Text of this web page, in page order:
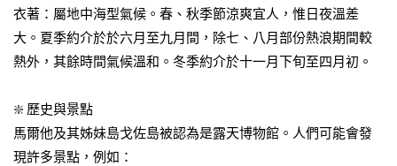
衣著：屬地中海型氣候。春、秋季節涼爽宜人，惟日夜溫差
大。夏季約介於於六月至九月間，除七、八月部份熱浪期間較
熱外，其餘時間氣候溫和。冬季約介於十一月下旬至四月初。
❇️ 歷史與景點
馬爾他及其姊妹島戈佐島被認為是露天博物館。人們可能會發
現許多景點，例如：